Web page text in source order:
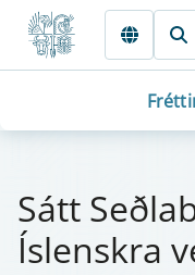
Fara beint í Meginmál
Sátt
Íslenskra